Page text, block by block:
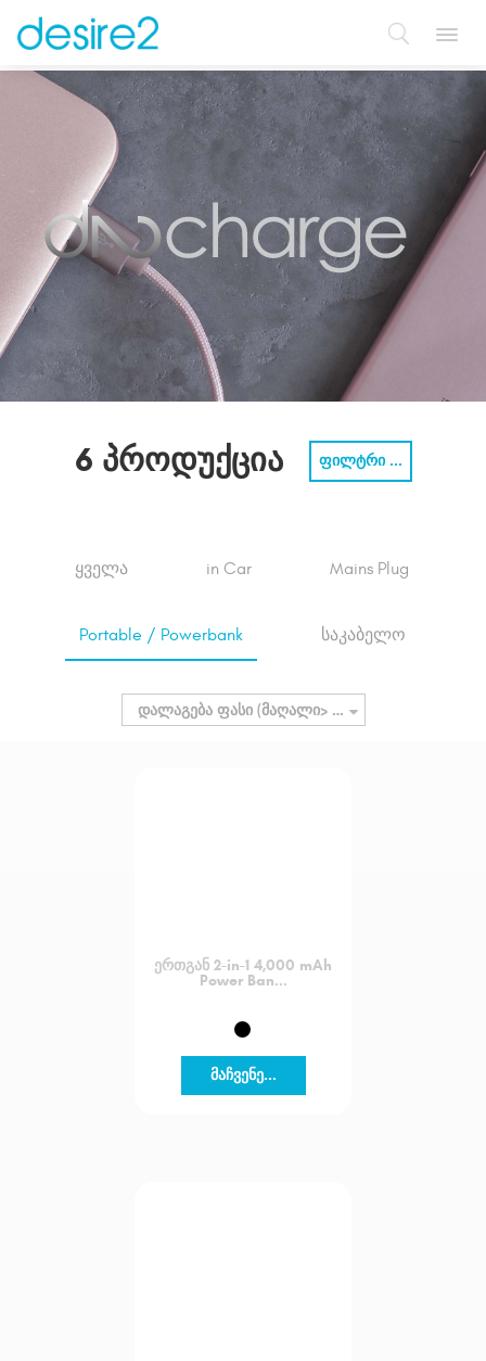
6 პროდუქცია ფილტრი ...
ყველა in Car Mains Plug
Portable / Powerbank საკაბელო
ᲓᲐᲚᲐᲒᲔᲑᲐ ფასი (მაღალი> დაბალი)
ერთგან 2-in-1 4,000 mAh
Power Ban...
მაჩვენე...